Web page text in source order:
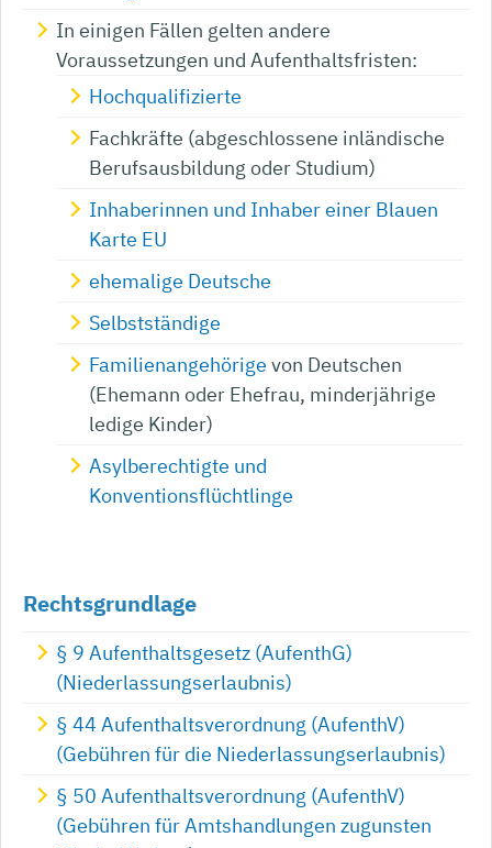
In einigen Fällen gelten andere
Voraussetzungen und Aufenthaltsfristen:
Hochqualifizierte
Fachkräfte (abgeschlossene inländische
Berufsausbildung oder Studium)
Inhaberinnen und Inhaber einer Blauen
Karte EU
ehemalige Deutsche
Selbstständige
Familienangehörige von Deutschen
(Ehemann oder Ehefrau, minderjährige
ledige Kinder)
Asylberechtigte und
Konventionsflüchtlinge
Rechtsgrundlage
§ 9 Aufenthaltsgesetz (AufenthG)
(Niederlassungserlaubnis)
§ 44 Aufenthaltsverordnung (AufenthV)
(Gebühren für die Niederlassungserlaubnis)
§ 50 Aufenthaltsverordnung (AufenthV)
(Gebühren für Amtshandlungen zugunsten